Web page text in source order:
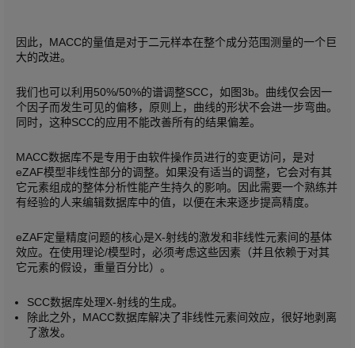
因此，MACC的量值是对于二元样本在整个成分范围测量的一个巨
大的改进。
我们也可以利用50%/50%的谱调整SCC，如图3b。曲线仅会因一
个因子而发生可见的偏移，原则上，曲线的形状不会进一步弯曲。
同时，这种SCC的应用不能改善所有的结果偏差。
MACC数据库不是专用于由软件操作员进行的变更访问，是对
eZAF模型非线性部分的调整。如果没有适当的调整，它会对有其
它元素组成的整体分析性能产生持久的影响。因此需要一个熟练并
有经验的人来编辑数据库中的值，以便在未来逐步提高精度。
eZAF定量精度问题的核心是X-射线的激发和非线性元素间的基体
效应。在使用理论/模型时，必须考虑这些因素（并且依赖于对其
它元素的假设，重量百分比）。
SCC数据库处理X-射线的生成。
除此之外，MACC数据库解决了非线性元素间效应，很好地剥离
了激发。